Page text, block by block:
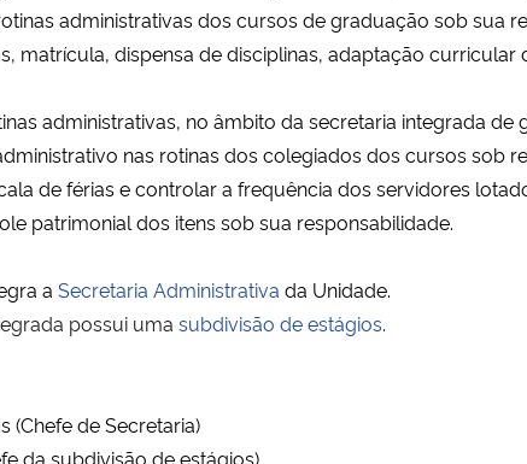
administrativas dos cursos de graduação sob sua
matrícula, dispensa de disciplinas, adaptação
administrativas, no âmbito da secretaria integrada
nas rotinas dos colegiados dos cursos sob
de férias e controlar a frequência dos servidores
patrimonial dos itens sob sua responsabilidade.
a Secretaria Administrativa da Unidade.
possui uma subdivisão de estágios.
(Chefe de Secretaria)
da subdivisão de estágios)